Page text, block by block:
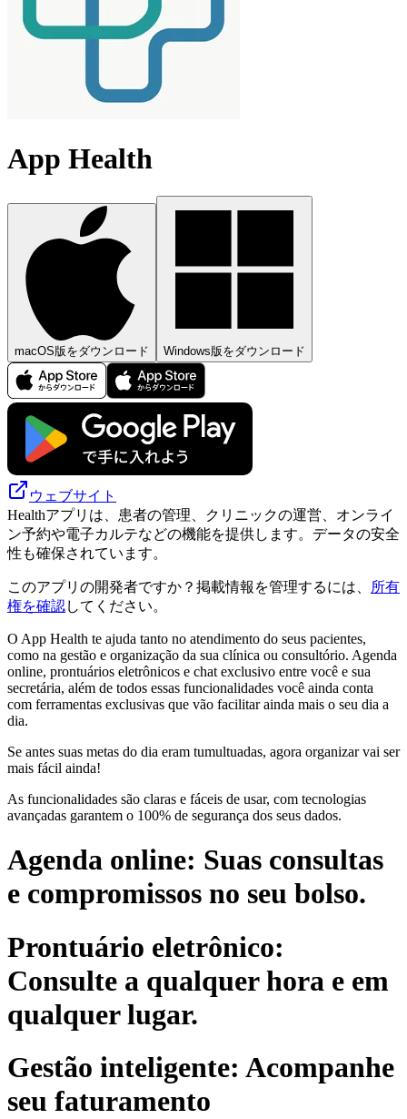
App Health
macOS版をダウンロード Windows版をダウンロード
ウェブサイト
Healthアプリは、患者の管理、クリニックの運営、オンライ
ン予約や電子カルテなどの機能を提供します。データの安全
性も確保されています。
このアプリの開発者ですか？掲載情報を管理するには、
所有
権を確認してください。
O App Health te ajuda tanto no atendimento do seus pacientes,
como na gestão e organização da sua clínica ou consultório. Agenda
online, prontuários eletrônicos e chat exclusivo entre você e sua
secretária, além de todos essas funcionalidades você ainda conta
com ferramentas exclusivas que vão facilitar ainda mais o seu dia a
dia.
Se antes suas metas do dia eram tumultuadas, agora organizar vai ser
mais fácil ainda!
As funcionalidades são claras e fáceis de usar, com tecnologias
avançadas garantem o 100% de segurança dos seus dados.
Agenda online: Suas consultas
e compromissos no seu bolso.
Prontuário eletrônico:
Consulte a qualquer hora e em
qualquer lugar.
Gestão inteligente: Acompanhe
seu faturamento